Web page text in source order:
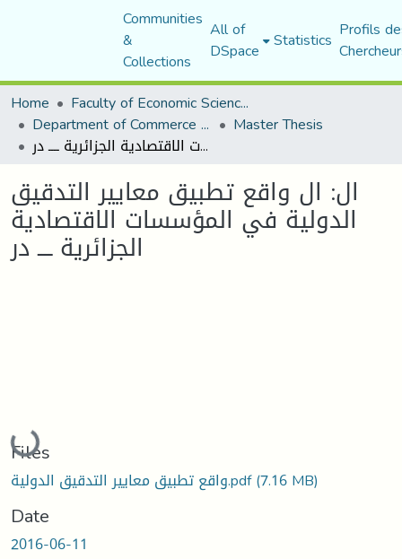
Communities
&
Collections
All of
DSpace Statistics Profils
Home
Faculty of Economic Sciences, Commerce and Management Sciences
Department of Commerce Science Master Thesis
ال: ال واقع تطبيق معايير التدقيق الدولية في المؤسسات الاقتصادية الجزائرية ــــ در
ال: ال واقع تطبيق معايير التدقيق
الدولية في المؤسسات الاقتصادية
الجزائرية ــــ در
Loading...
Files
واقع تطبيق معايير التدقيق الدولية.pdf(7.16 MB)
Date
2016-06-11